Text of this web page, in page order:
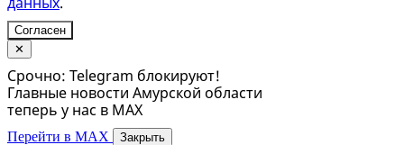
Согласен
✕
Срочно: Telegram блокируют!
Главные новости Амурской области
теперь у нас в MAX
Перейти в MAX Закрыть